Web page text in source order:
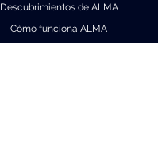
Descubrimientos de ALMA
Cómo funciona ALMA